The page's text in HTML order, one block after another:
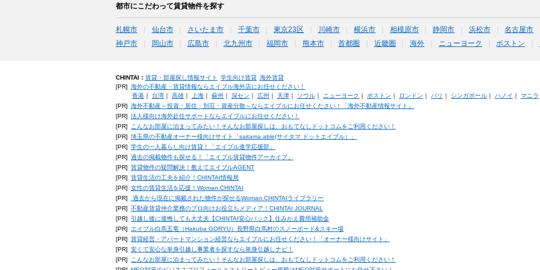
都市にこだわって賃貸物件を探す
札幌市 仙台市 さいたま市 千葉市 東京23区 川崎市 横浜市 相模原市 静岡市 浜松市 名古屋市
神戸市
岡山市 広島市 北九州市 福岡市 熊本市 首都圏 近畿圏 海外 ニューヨーク ボストン
CHINTAI： 賃貸・部屋探し情報サイト 学生向け賃貸 海外賃貸
[PR] 海外の不動産・賃貸情報ならエイブル海外店にお任せください！
香港｜ 台湾｜ 高雄｜ 上海｜ 蘇州 ｜ 深セン ｜ 広州 ｜ 天津｜ ソウル｜ ニューヨーク ｜ ボストン ｜ ロンドン ｜ パリ ｜ シンガポール｜ ハノイ ｜ マニラ
[PR] 海外不動産～投資・居住・別荘・資産分散～ならエイブルにお任せください！「海外不動産情報サイト」
[PR] 法人様向け海外赴任サポートならエイブルにお任せください！
[PR]
こんなお部屋に泊まってみたい！そんなお部屋探しは、おもてなしドットコムをご利用ください！
[PR] 埼玉県の不動産オーナー様向けサイト「saitama.able(サイタマ ドットエイブル）」
[PR] 学生の一人暮らし向け賃貸！「エイブル進学応援部」
[PR] 過去の掲載物件も探せる！「エイブル賃貸物件アーカイブ」
[PR] 賃貸物件の疑問解決！教えてエイブルAGENT
[PR] 賃貸生活の工夫を紹介！CHINTAI情報局
[PR] 女性の賃貸生活を応援！Woman.CHINTAI
[PR]
過去から現在に掲載された物件が探せるWoman.CHINTAIライブラリー
[PR] 不動産賃貸仲介業務のプロ向けお役立ちメディア！CHINTAI JOURNAL
[PR]
引越し後に後悔しても大丈夫【CHINTAI安心パック】住みかえ費用補助金
[PR]
エイブル白馬五竜（Hakuba GORYU）長野県白馬村のスノーボード&スキー場
[PR] 賃貸経営・アパートマンション経営ならエイブルにお任せください！「オーナー様向けサイト」
[PR] 安くて安心な単身引越し事業者を探すなら単身引越しナビ！
[PR]
こんなお部屋に泊まってみたい！そんなお部屋探しは、おもてなしドットコムをご利用ください！